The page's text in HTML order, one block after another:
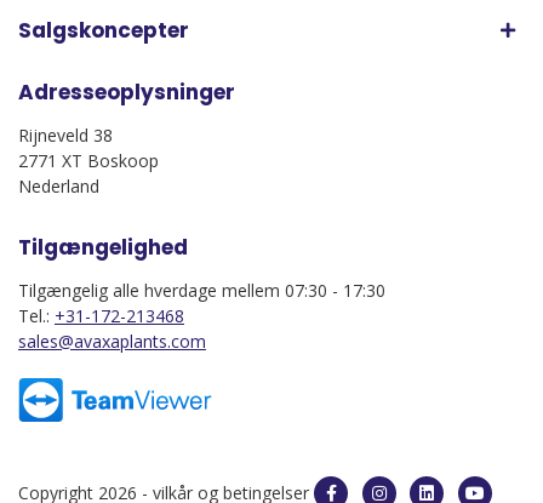
Salgskoncepter
Adresseoplysninger
Rijneveld 38
2771 XT Boskoop
Nederland
Tilgængelighed
Tilgængelig alle hverdage mellem 07:30 - 17:30
Tel.: +31-172-213468
sales@avaxaplants.com
Copyright 2026 - vilkår og betingelser